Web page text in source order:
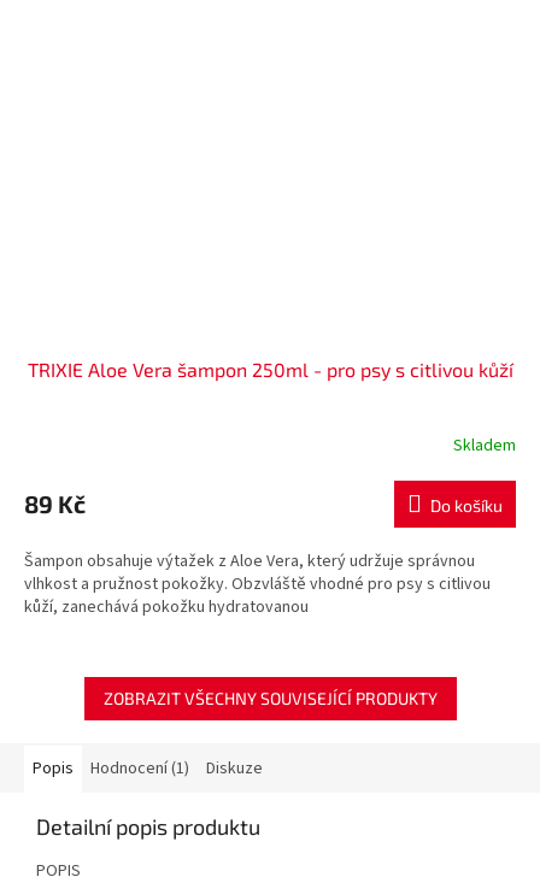
TRIXIE Aloe Vera šampon 250ml - pro psy s citlivou kůží
Skladem
89 Kč Do košíku
Šampon obsahuje výtažek z Aloe Vera, který udržuje správnou
vlhkost a pružnost pokožky. Obzvláště vhodné pro psy s citlivou
kůží, zanechává pokožku hydratovanou
ZOBRAZIT VŠECHNY SOUVISEJÍCÍ PRODUKTY
Popis Hodnocení (1) Diskuze
Detailní popis produktu
POPIS